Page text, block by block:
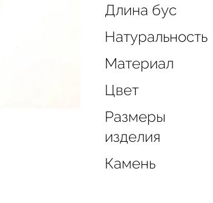
Длина бус
Натуральность
Материал
Цвет
Размеры
изделия
Камень